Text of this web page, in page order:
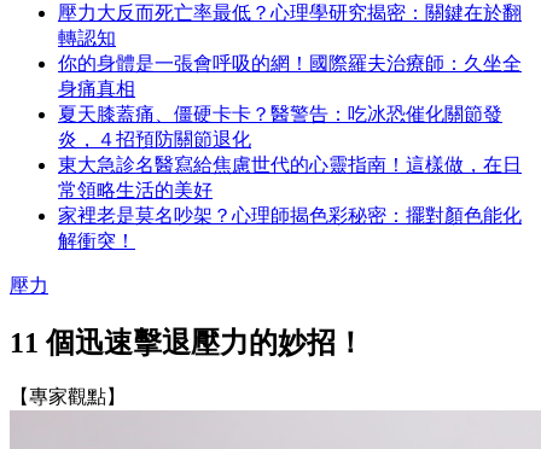
壓力大反而死亡率最低？心理學研究揭密：關鍵在於翻
轉認知
你的身體是一張會呼吸的網！國際羅夫治療師：久坐全
身痛真相
夏天膝蓋痛、僵硬卡卡？醫警告：吃冰恐催化關節發
炎，４招預防關節退化
東大急診名醫寫給焦慮世代的心靈指南！這樣做，在日
常領略生活的美好
家裡老是莫名吵架？心理師揭色彩秘密：擺對顏色能化
解衝突！
壓力
11 個迅速擊退壓力的妙招！
【專家觀點】